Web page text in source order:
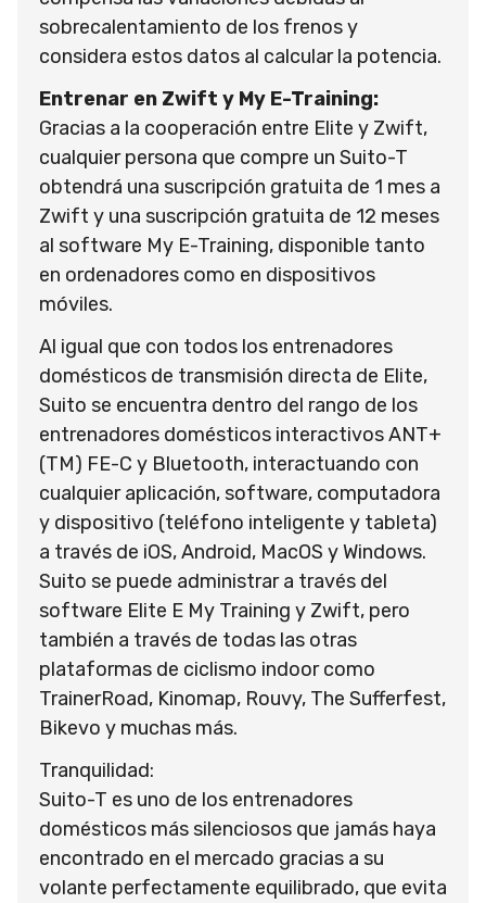
sobrecalentamiento de los frenos y
considera estos datos al calcular la potencia.
Entrenar en Zwift y My E-Training:
Gracias a la cooperación entre Elite y Zwift,
cualquier persona que compre un Suito-T
obtendrá una suscripción gratuita de 1 mes a
Zwift y una suscripción gratuita de 12 meses
al software My E-Training, disponible tanto
en ordenadores como en dispositivos
móviles.
Al igual que con todos los entrenadores
domésticos de transmisión directa de Elite,
Suito se encuentra dentro del rango de los
entrenadores domésticos interactivos ANT+
(TM) FE-C y Bluetooth, interactuando con
cualquier aplicación, software, computadora
y dispositivo (teléfono inteligente y tableta)
a través de iOS, Android, MacOS y Windows.
Suito se puede administrar a través del
software Elite E My Training y Zwift, pero
también a través de todas las otras
plataformas de ciclismo indoor como
TrainerRoad, Kinomap, Rouvy, The Sufferfest,
Bikevo y muchas más.
Tranquilidad:
Suito-T es uno de los entrenadores
domésticos más silenciosos que jamás haya
encontrado en el mercado gracias a su
volante perfectamente equilibrado, que evita